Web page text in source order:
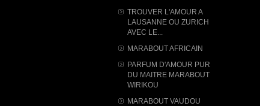
TROUVER L'AMOUR A
LAUSANNE OU ZURICH
AVEC LE...
MARABOUT AFRICAIN
PARFUM D'AMOUR PUR
DU MAITRE MARABOUT
WIRIKOU
MARABOUT VAUDOU